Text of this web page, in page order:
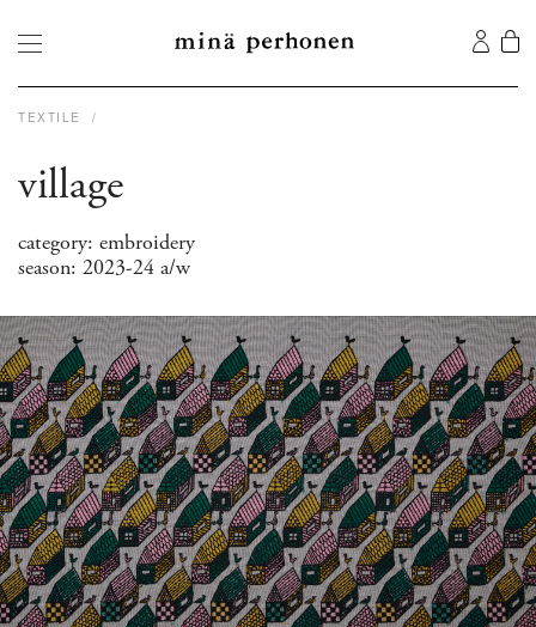
TEXTILE
village
category: embroidery
season: 2023-24 a/w